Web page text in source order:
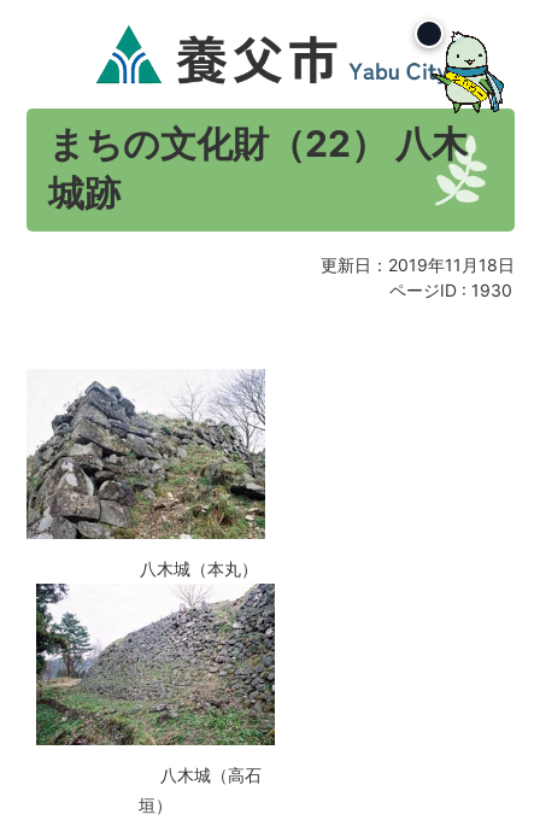
まちの文化財（22） 八木
城跡
更新日：2019年11月18日
ページID : 1930
八木城（本丸）
八木城（高石
垣）